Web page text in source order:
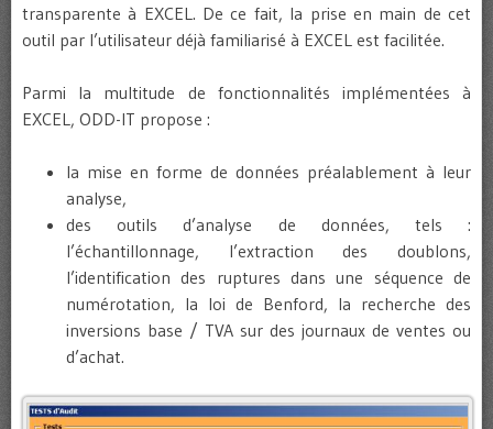
transparente à EXCEL. De ce fait, la prise en main de cet
outil par l’utilisateur déjà familiarisé à EXCEL est facilitée.
Parmi la multitude de fonctionnalités implémentées à
EXCEL, ODD-IT propose :
la mise en forme de données préalablement à leur
analyse,
des outils d’analyse de données, tels :
l’échantillonnage, l’extraction des doublons,
l’identification des ruptures dans une séquence de
numérotation, la loi de Benford, la recherche des
inversions base / TVA sur des journaux de ventes ou
d’achat.